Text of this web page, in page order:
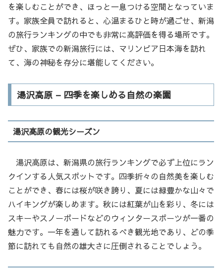
を楽しむことができ、ほっと一息つける空間となっていま
す。家族全員で訪れると、心温まるひと時が過ごせ、新潟
の旅行ランキングの中でも非常に高評価を得る場所です。
ぜひ、家族での新潟旅行には、マリンピア日本海を訪れ
て、海の神秘を存分に堪能してください。
湯沢高原 – 四季を楽しめる自然の楽園
湯沢高原の観光シーズン
湯沢高原は、新潟県の旅行ランキングで必ず上位にラン
クインする人気スポットです。四季折々の自然美を楽しむ
ことができ、春には桜が咲き誇り、夏には緑豊かな山々で
ハイキングが楽しめます。秋には紅葉が山を彩り、冬には
スキーやスノーボードなどのウィンタースポーツが一番の
魅力です。一年を通して訪れるべき観光地であり、どの季
節に訪れても自然の雄大さに圧倒されることでしょう。